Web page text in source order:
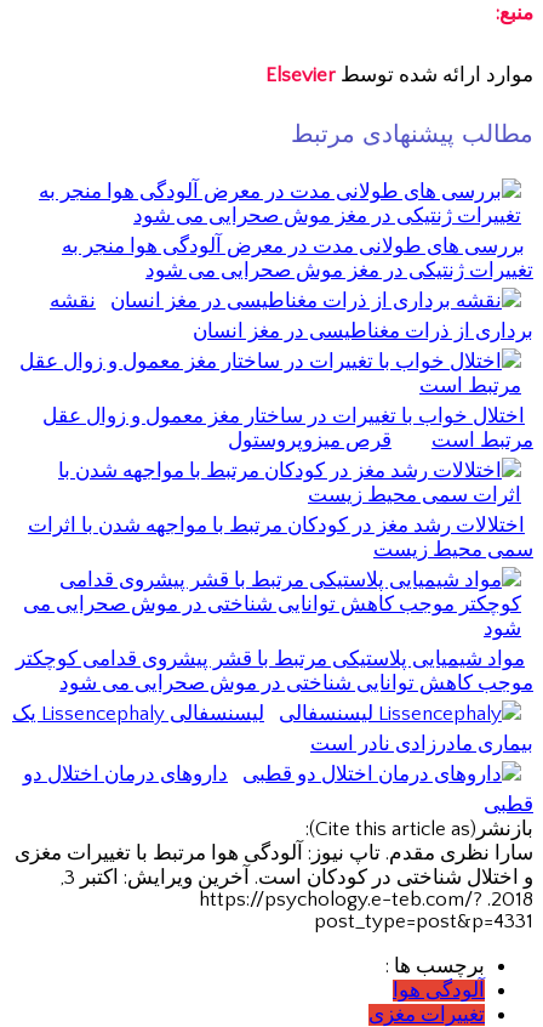
منبع:
موارد ارائه شده توسط Elsevier
مطالب پیشنهادی مرتبط
بررسی های طولانی مدت در معرض آلودگی هوا منجر به
تغییرات ژنتیکی در مغز موش صحرایی می شود
نقشه
برداری از ذرات مغناطیسی در مغز انسان
اختلال خواب با تغییرات در ساختار مغز معمول و زوال عقل
مرتبط است
قرص میزوپروستول
اختلالات رشد مغز در کودکان مرتبط با مواجهه شدن با اثرات
سمی محیط زیست
مواد شیمیایی پلاستیکی مرتبط با قشر پیشروی قدامی کوچکتر
موجب کاهش توانایی شناختی در موش صحرایی می شود
لیسنسفالی Lissencephaly یک
بیماری مادرزادی نادر است
داروهای درمان اختلال دو
قطبی
بازنشر(Cite this article as):
سارا نظری مقدم. تاپ نیوز: آلودگی هوا مرتبط با تغییرات مغزی
2018. https://psychology.e-teb.com/?
post_type=post&p=4331
برچسب ها :
آلودگی هوا
تغییرات مغزی